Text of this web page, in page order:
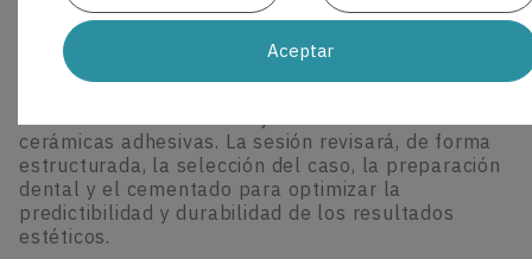
cerámica: webinar de protocolo clínico
El próximo 30 de septiembre, Solventum
cerámicas adhesivas. La sesión revisará, de forma
estructurada, la selección del caso, la preparación
dental y el cementado para optimizar la
predictibilidad y durabilidad de los resultados
estéticos.
Aceptar